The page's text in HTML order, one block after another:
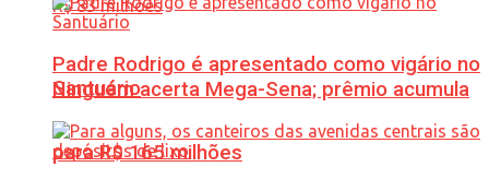
Ninguém acerta Mega-Sena; prêmio acumula
para R$ 165 milhões
Padre Rodrigo é apresentado como vigário no
Santuário